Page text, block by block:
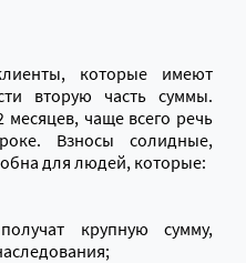
которые имеют
вторую часть суммы.
месяцев, чаще всего речь
Взносы солидные,
для людей, которые:
крупную сумму,